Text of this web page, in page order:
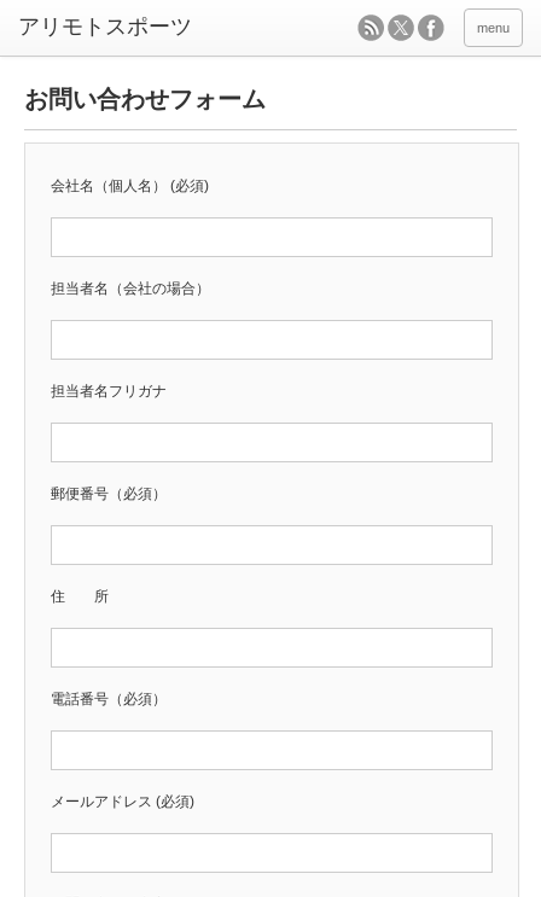
menu
お問い合わせフォーム
会社名（個人名） (必須)
担当者名（会社の場合）
担当者名フリガナ
郵便番号（必須）
住 所
電話番号（必須）
メールアドレス (必須)